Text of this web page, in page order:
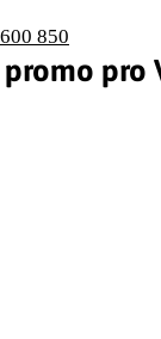
850
pro